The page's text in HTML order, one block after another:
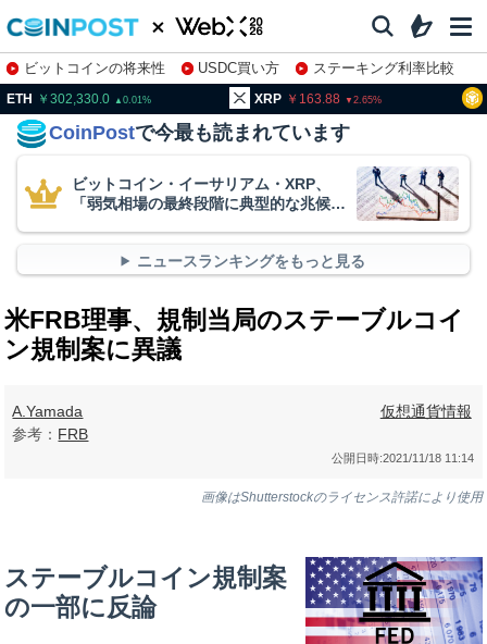
ビットコインの将来性 USDC買い方
ステーキング利率比較
株特集・関連銘柄
0.01 163.88 2.65
CoinPostで今最も読まれています
ビットコイン・イーサリアム・XRP、
「弱気相場の最終段階に典型的な兆候」
ニュースランキングをもっと見る
米FRB理事、規制当局のステーブルコイ
ン規制案に異議
A.Yamada
参考： FRB
仮想通貨情報
公開日時:2021/11/18 11:14
画像はShutterstockのライセンス許諾により使用
ステーブルコイン規制案
の一部に反論